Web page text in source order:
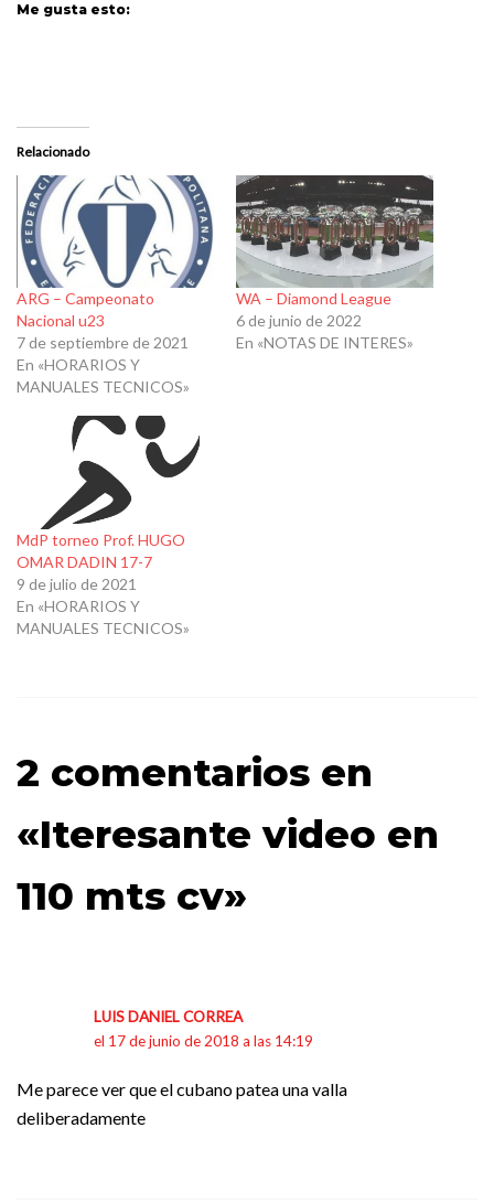
Me gusta esto:
Relacionado
ARG – Campeonato
Nacional u23
7 de septiembre de 2021
En «HORARIOS Y
MANUALES TECNICOS»
WA – Diamond League
6 de junio de 2022
En «NOTAS DE INTERES»
MdP torneo Prof. HUGO
OMAR DADIN 17-7
9 de julio de 2021
En «HORARIOS Y
MANUALES TECNICOS»
2 comentarios en
«Iteresante video en
110 mts cv»
LUIS DANIEL CORREA
el 17 de junio de 2018 a las 14:19
Me parece ver que el cubano patea una valla
deliberadamente